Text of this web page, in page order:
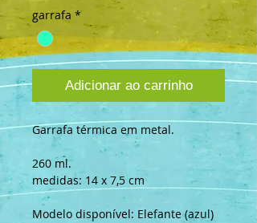
garrafa *
Adicionar ao carrinho
Garrafa térmica em metal.
260 ml.
medidas: 14 x 7,5 cm
Modelo disponível: Elefante (azul)